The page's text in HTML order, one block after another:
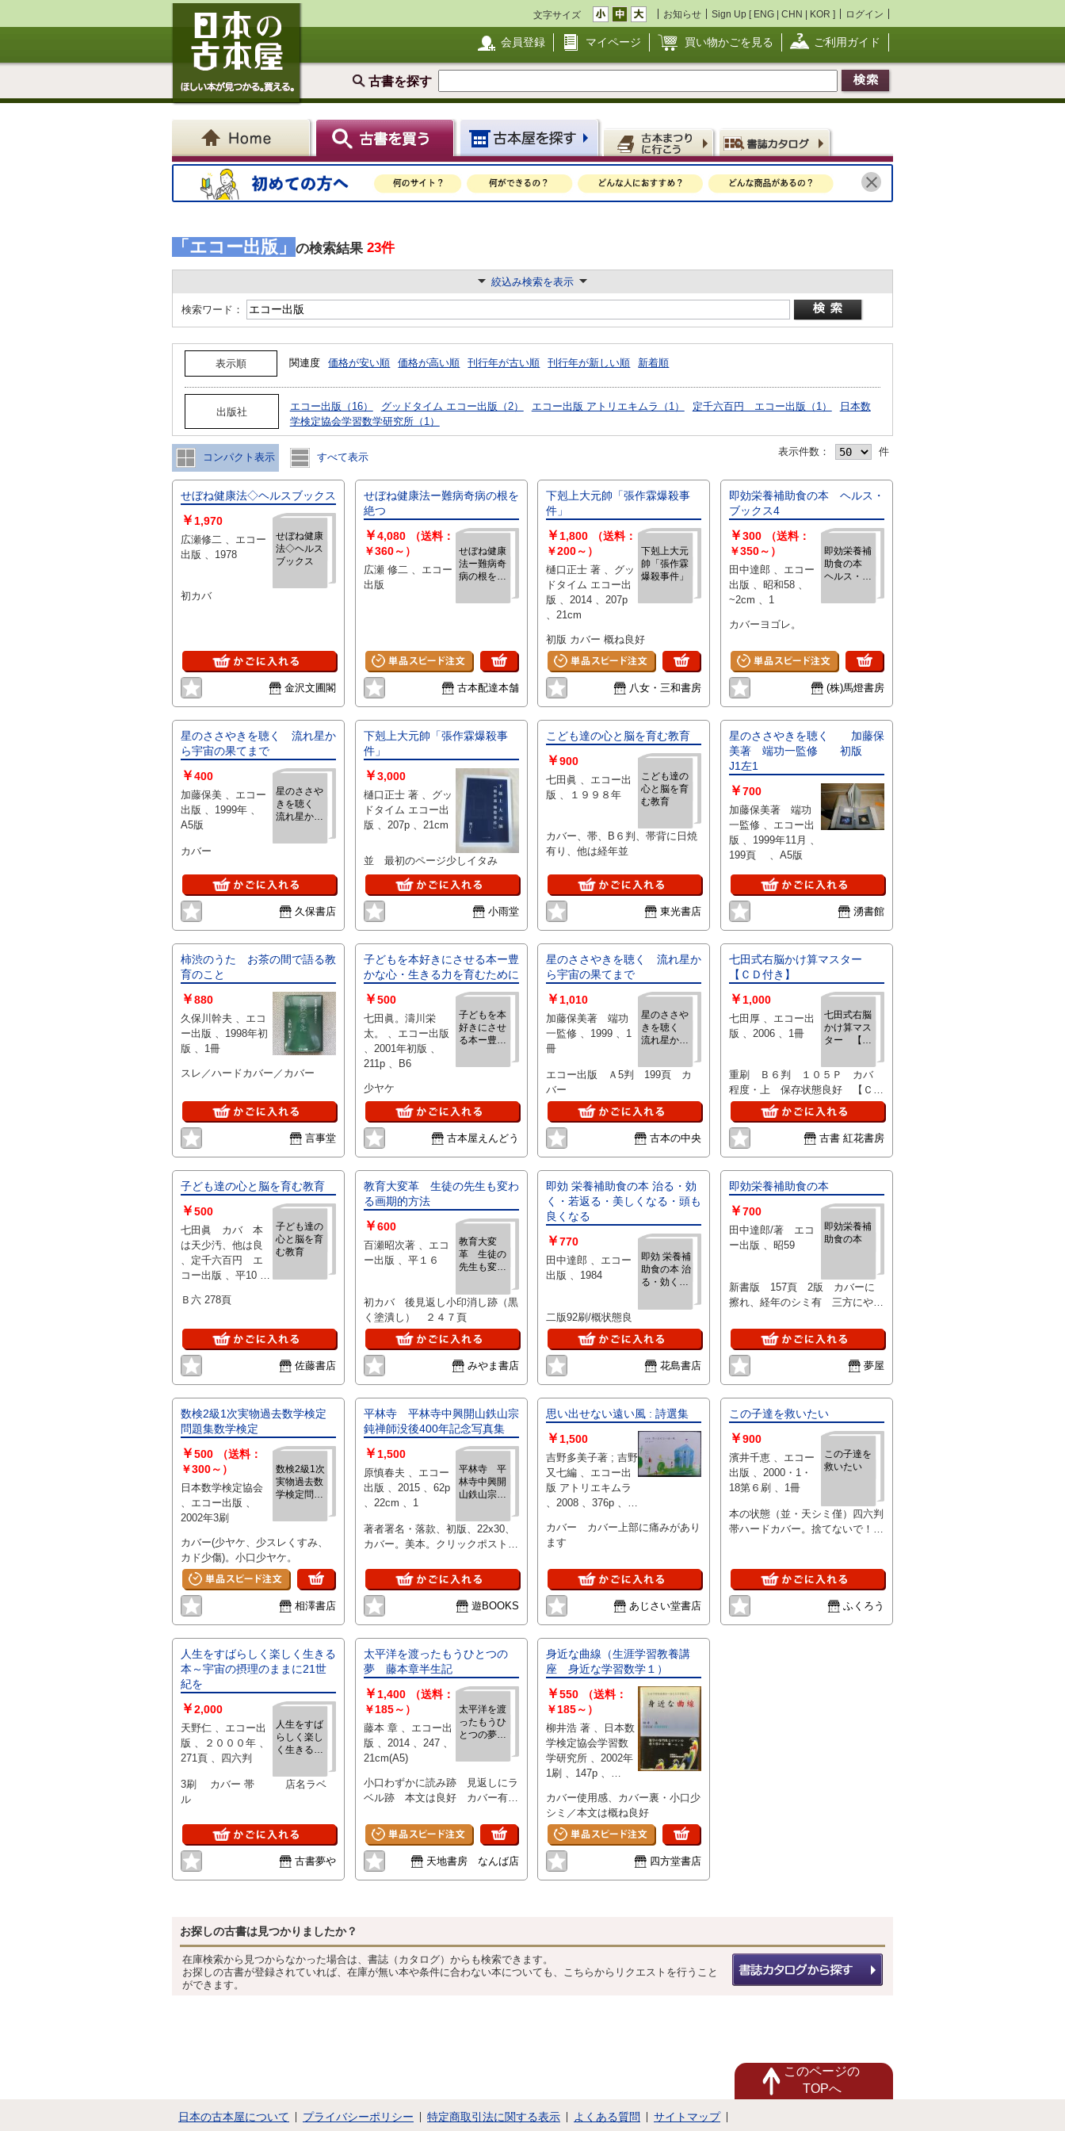
文字サイズ お知らせ Sign Up [ ENG | CHN | KOR ] ログイン
会員登録 マイページ 買い物かごを見る ご利用ガイド
古書を探す
「エコー出版」 の検索結果 23件
絞込み検索を表示
検索ワード：
表示順 関連度 価格が安い順 価格が高い順 刊行年が古い順 刊行年が新しい順 新着順
出版社 エコー出版（16） グッドタイム エコー出版（2） エコー出版 アトリエキムラ（1） 定千六百円 エコー出版（1）
日本数
学検定協会学習数学研究所（1）
コンパクト表示 すべて表示 表示件数： 件
せぼね健康法◇ヘルスブックス
せぼね健康
法◇ヘルス
ブックス
￥ 1,970
広瀬修二 、エコー
出版 、1978
初カバ
金沢文圃閣
せぼね健康法ー難病奇病の根を
絶つ
せぼね健康
法ー難病奇
病の根を絶
￥4,080
（送料：
￥360～）
広瀬 修二 、エコー
出版
古本配達本舗
下剋上大元帥「張作霖爆殺事
件」
下剋上大元
帥「張作霖
爆殺事件」
￥ 1,800
（送料：
￥200～）
樋口正士 著 、グッ
ドタイム エコー出
版 、2014 、207p
、21cm
初版 カバー 概ね良好
八女・三和書房
即効栄養補助食の本 ヘルス・
ブックス4
即効栄養補
助食の本
ヘルス・ブ
￥300
（送料：
￥350～）
田中達郎 、エコー
出版 、昭和58 、
~2cm 、1
カバーヨゴレ。
(株)馬燈書房
星のささやきを聴く 流れ星か
ら宇宙の果てまで
星のささや
きを聴く
流れ星から
まで
￥400
加藤保美 、エコー
出版 、1999年 、
A5版
カバー
久保書店
下剋上大元帥「張作霖爆殺事
件」
￥3,000
樋口正士 著 、グッ
ドタイム エコー出
版 、207p 、21cm
並 最初のページ少しイタみ
小雨堂
こども達の心と脳を育む教育
こども達の
心と脳を育
む教育
￥900
七田眞 、エコー出
版 、１９９８年
カバー、帯、B６判、帯背に日焼
有り、他は経年並
東光書店
星のささやきを聴く 加藤保
美著 端功一監修 初版
J1左1
￥700
加藤保美著 端功
一監修 、エコー出
版 、1999年11月 、
199頁 、A5版
湧書館
柿渋のうた お茶の間で語る教
育のこと
￥880
久保川幹夫 、エコ
ー出版 、1998年初
版 、1冊
スレ／ハードカバー／カバー
言事堂
子どもを本好きにさせる本ー豊
かな心・生きる力を育むために
子どもを本
好きにさせ
る本ー豊か
る力を育む
￥500
七田眞。濤川栄
太。 、エコー出版
、2001年初版 、
211p 、B6
少ヤケ
古本屋えんどう
星のささやきを聴く 流れ星か
ら宇宙の果てまで
星のささや
きを聴く
流れ星から
まで
￥ 1,010
加藤保美著 端功
一監修 、1999 、1
冊
エコー出版 Ａ5判 199頁 カ
バー
古本の中央
七田式右脳かけ算マスター
【ＣＤ付き】
七田式右脳
かけ算マス
ター 【Ｃ
￥ 1,000
七田厚 、エコー出
版 、2006 、1冊
重刷 Ｂ６判 １０５Ｐ カバ
程度・上 保存状態良好 【ＣＤ
付き】
古書 紅花書房
子ども達の心と脳を育む教育
子ども達の
心と脳を育
む教育
￥500
七田眞 カバ 本
は天少汚、他は良
、定千六百円 エ
コー出版 、平10 、
Ｂ六 278頁
佐藤書店
教育大変革 生徒の先生も変わ
る画期的方法
教育大変
革 生徒の
先生も変わ
法
￥600
百瀬昭次著 、エコ
ー出版 、平１６
初カバ 後見返し小印消し跡（黒
く塗潰し） ２４７頁
みやま書店
即効 栄養補助食の本 治る・効
く・若返る・美しくなる・頭も
良くなる
即効 栄養補
助食の本 治
る・効く・
しくなる・
る
￥770
田中達郎 、エコー
出版 、1984
二版92刷/概状態良
花島書店
即効栄養補助食の本
即効栄養補
助食の本
￥700
田中達郎/著 エコ
ー出版 、昭59
新書版 157頁 2版 カバーに
擦れ、経年のシミ有 三方にやや
夢屋
数検2級1次実物過去数学検定
問題集数学検定
数検2級1次
実物過去数
学検定問題
￥500
（送料：
￥300～）
日本数学検定協会
、エコー出版 、
2002年3刷
カバー(少ヤケ、少スレくすみ、
カド少傷)。小口少ヤケ。
相澤書店
平林寺 平林寺中興開山鉄山宗
鈍禅師没後400年記念写真集
平林寺 平
林寺中興開
山鉄山宗鈍
400年記念
写真集
￥ 1,500
原慎春夫 、エコー
出版 、2015 、62p
、22cm 、1
著者署名・落款、初版、22x30、
カバー。美本。クリックポストで
遊BOOKS
思い出せない遠い風 : 詩選集
￥ 1,500
吉野多美子著 ; 吉野
又七編 、エコー出
版 アトリエキムラ
、2008 、376p 、
カバー カバー上部に痛みがあり
ます
あじさい堂書店
この子達を救いたい
この子達を
救いたい
￥900
濱井千恵 、エコー
出版 、2000・1・
18第６刷 、1冊
本の状態（並・天シミ僅）四六判
帯ハードカバー。捨てないで！傷
ふくろう
人生をすばらしく楽しく生きる
本～宇宙の摂理のままに21世
紀を
人生をすば
らしく楽し
く生きる本
理のままに
21世紀を
￥2,000
天野仁 、エコー出
版 、２０００年 、
271頁 、四六判
3刷 カバー 帯 店名ラベ
ル
古書夢や
太平洋を渡ったもうひとつの
夢 藤本章半生記
太平洋を渡
ったもうひ
とつの夢
記
￥ 1,400
（送料：
￥185～）
藤本 章 、エコー出
版 、2014 、247 、
21cm(A5)
小口わずかに読み跡 見返しにラ
ベル跡 本文は良好 カバー有
天地書房 なんば店
身近な曲線（生涯学習教養講
座 身近な学習数学１）
￥550
（送料：
￥185～）
柳井浩 著 、日本数
学検定協会学習数
学研究所 、2002年
1刷 、147p 、
カバー使用感、カバー裏・小口少
シミ／本文は概ね良好
四方堂書店
お探しの古書は見つかりましたか？
在庫検索から見つからなかった場合は、書誌（カタログ）からも検索できます。
お探しの古書が登録されていれば、在庫が無い本や条件に合わない本についても、こちらからリクエストを行うこと
ができます。
このページの
TOPへ
日本の古本屋について プライバシーポリシー 特定商取引法に関する表示 よくある質問 サイトマップ